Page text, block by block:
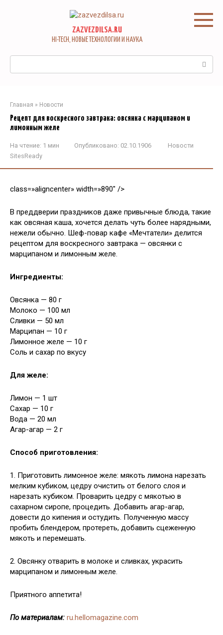
ZAZVEZDILSA.RU
HI-TECH, НОВЫЕ ТЕХНОЛОГИИ И НАУКА
Главная » Новости
Рецепт для воскресного завтрака: овсянка с марципаном и
лимонным желе
На чтение: 1 мин Опубликовано: 02.10.1906
Новости
SitesReady
class=»aligncenter» width=»890″ />
В преддверии праздников даже привычные блюда, такие
как овсяная каша, хочется делать чуть более нарядными,
нежели обычно. Шеф-повар кафе «Мечтатели» делится
рецептом для воскресного завтрака — овсянки с
марципаном и лимонным желе.
Ингредиенты:
Овсянка — 80 г
Молоко — 100 мл
Сливки — 50 мл
Марципан — 10 г
Лимонное желе — 10 г
Соль и сахар по вкусу
Для желе:
Лимон — 1 шт
Сахар — 10 г
Вода — 20 мл
Агар-агар — 2 г
Способ приготовления:
1. Приготовить лимонное желе: мякоть лимона нарезать
мелким кубиком, цедру очистить от белого слоя и
нарезать кубиком. Проварить цедру с мякотью в
сахарном сиропе, процедить. Добавить агар-агар,
довести до кипения и остудить. Полученную массу
пробить блендером, протереть, добавить сцеженную
мякоть и перемешать.
2. Овсянку отварить в молоке и сливках, украсить
марципаном и лимонным желе.
Приятного аппетита!
По материалам: ru.hellomagazine.com